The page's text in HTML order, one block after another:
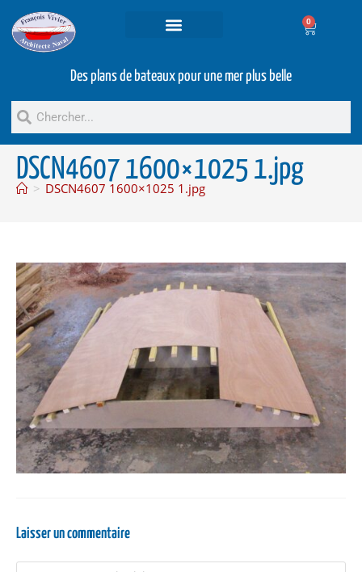
0
Des plans de bateaux pour une mer plus belle
DSCN4607 1600×1025 1.jpg
> DSCN4607 1600×1025 1.jpg
Laisser un commentaire